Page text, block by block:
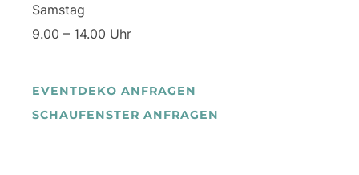
Samstag
9.00 – 14.00 Uhr
EVENTDEKO ANFRAGEN
SCHAUFENSTER ANFRAGEN